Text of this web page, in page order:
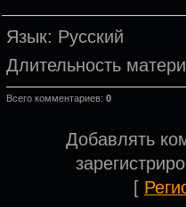
Язык: Русский
Длительность
Всего комментариев: 0
Добавлять
[